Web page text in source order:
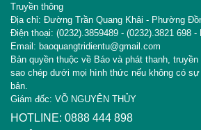
Truyền thông
Địa chỉ: Đường Trần Quang Khải - Phường
Điện thoại: (0232).3859489 - (0232).3821 698 -
Email: baoquangtridientu@gmail.com
Bản quyền thuộc về Báo và phát thanh,
sao chép dưới mọi hình thức nếu không có sự
bản.
Giám đốc: VÕ NGUYÊN THỦY
HOTLINE: 0888 444 898